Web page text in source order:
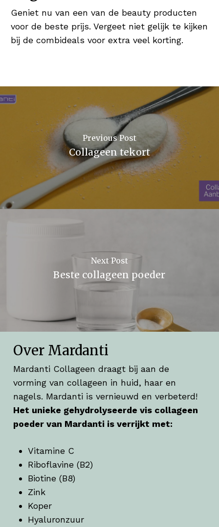
Geniet nu van een van de beauty producten
voor de beste prijs. Vergeet niet gelijk te kijken
bij de combideals voor extra veel korting.
Previous Post
Collageen tekort
Next Post
Beste collageen poeder
Over Mardanti
Mardanti Collageen draagt bij aan de
vorming van collageen in huid, haar en
nagels. Mardanti is vernieuwd en verbeterd!
Het unieke gehydrolyseerde vis collageen
poeder van Mardanti is verrijkt met:
Vitamine C
Riboflavine (B2)
Biotine (B8)
Zink
Koper
Hyaluronzuur